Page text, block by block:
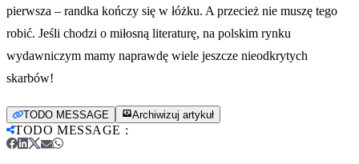
pierwsza – randka kończy się w łóżku. A przecież nie muszę tego
robić. Jeśli chodzi o miłosną literaturę, na polskim rynku
wydawniczym mamy naprawdę wiele jeszcze nieodkrytych
skarbów!
TODO MESSAGE Archiwizuj artykuł
TODO MESSAGE :